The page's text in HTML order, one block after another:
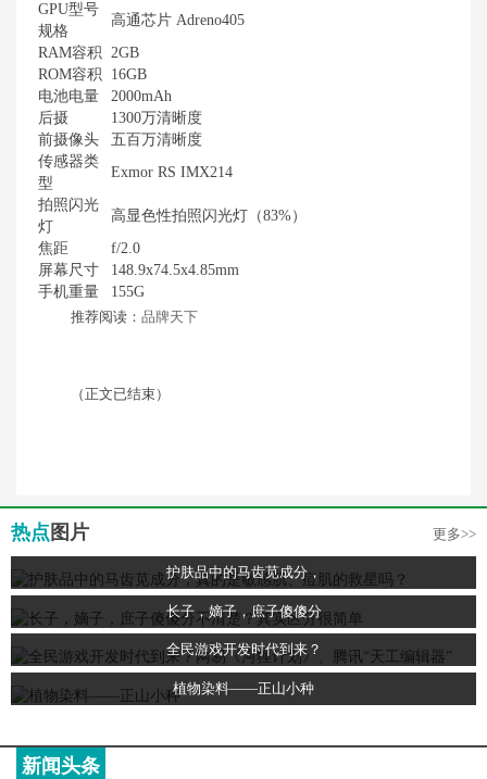
GPU型号
规格
高通芯片 Adreno405
RAM容积 2GB
ROM容积
16GB
电池电量
2000mAh
后摄
1300万清晰度
前摄像头
五百万清晰度
传感器类
型
Exmor RS IMX214
拍照闪光
灯
高显色性拍照闪光灯（83%）
焦距
f/2.0
屏幕尺寸
148.9x74.5x4.85mm
手机重量
155G
推荐阅读： 品牌天下
（正文已结束）
热点 图片 更多>>
护肤品中的马齿苋成分，
长子，嫡子，庶子傻傻分
全民游戏开发时代到来？
植物染料——正山小种
新闻头条